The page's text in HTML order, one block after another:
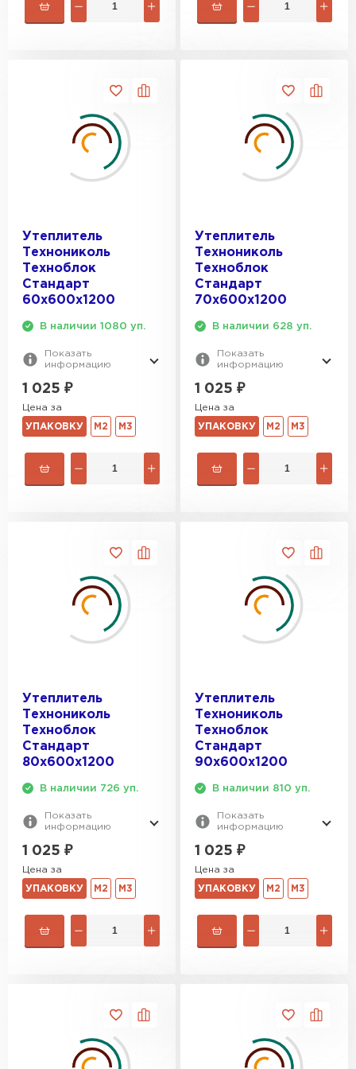
климате Истры с его влажностью и перепадами температур.
Утеплитель
Технониколь
Техноблок
Стандарт
60х600х1200
В наличии 1080 уп.
Показать
информацию
1 025 ₽
Цена за
УПАКОВКУ М2 М3
Утеплитель
Технониколь
Техноблок
Стандарт
70х600х1200
В наличии 628 уп.
Показать
информацию
1 025 ₽
Цена за
УПАКОВКУ М2 М3
Утеплитель
Технониколь
Техноблок
Стандарт
80х600х1200
В наличии 726 уп.
Показать
информацию
1 025 ₽
Цена за
УПАКОВКУ М2 М3
Утеплитель
Технониколь
Техноблок
Стандарт
90х600х1200
В наличии 810 уп.
Показать
информацию
1 025 ₽
Цена за
УПАКОВКУ М2 М3
ПЕРЕЙТИ
Утеплитель Изомин
Рулонная кровля Брит
Утеплитель Knauf
ПЕРЕЙТИ
Утеплитель Isoroc
Утеплитель Paroc
ПЕРЕЙТИ
Утеплитель Rockwool
ПЕРЕЙТИ
Утеплитель Технониколь
ПЕРЕЙТИ
Утеплитель Ursa
Утеплитель Юматекс Термо
Утеплитель Тимплэкс